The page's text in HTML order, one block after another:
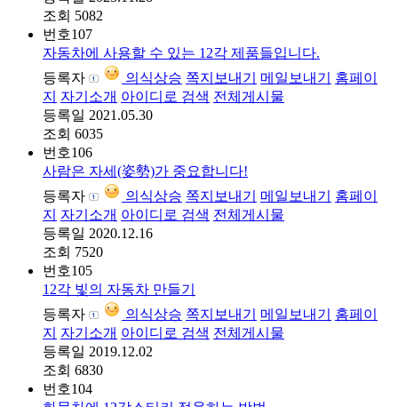
조회 5082
번호107
자동차에 사용할 수 있는 12각 제품들입니다.
등록자
의식상승 쪽지보내기 메일보내기
홈페이
지
자기소개 아이디로 검색 전체게시물
등록일 2021.05.30
조회 6035
번호106
사람은 자세(姿勢)가 중요합니다!
등록자
의식상승 쪽지보내기 메일보내기
홈페이
지
자기소개 아이디로 검색 전체게시물
등록일 2020.12.16
조회 7520
번호105
12각 빛의 자동차 만들기
등록자
의식상승 쪽지보내기 메일보내기
홈페이
지
자기소개 아이디로 검색 전체게시물
등록일 2019.12.02
조회 6830
번호104